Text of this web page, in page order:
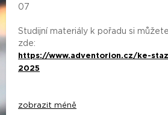
07
Studijní materiály k pořadu si
zde:
https://www.adventorion.cz/ke-
2025
zobrazit méně